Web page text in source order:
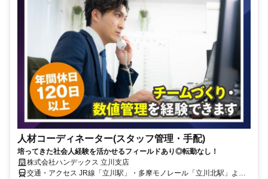
人材コーディネーター(スタッフ管理・手配)
培ってきた社会人経験を活かせるフィールドあり◎転勤なし！
株式会社ハンデックス 立川支店
交通・アクセス JR線「立川駅」・多摩モノレール「立川北駅」より